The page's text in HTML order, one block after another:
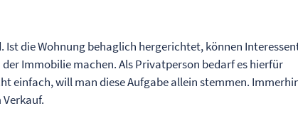
die Wohnung behaglich hergerichtet, können
Immobilie machen. Als Privatperson bedarf es hierfür
einfach, will man diese Aufgabe allein stemmen.